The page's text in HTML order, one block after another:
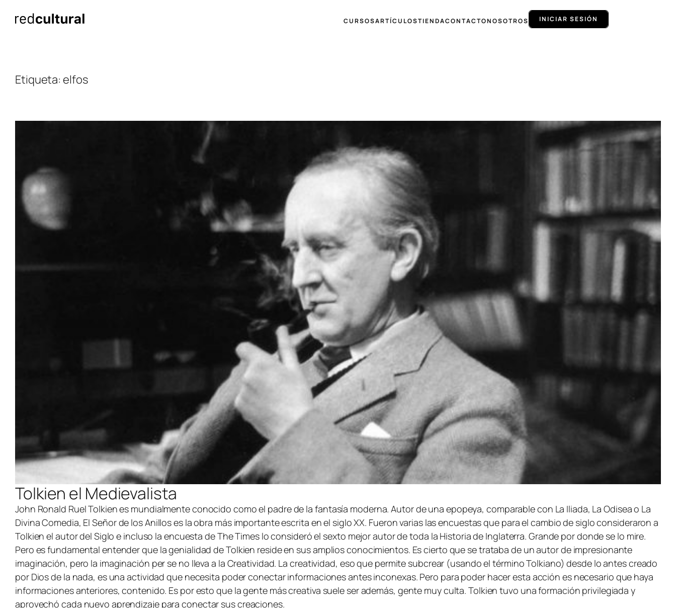
CURSOSARTÍCULOSTIENDACONTACTONOSOTROS INICIAR SESIÓN
Etiqueta: elfos
Tolkien el Medievalista
John Ronald Ruel Tolkien es mundialmente conocido como el padre de la fantasía moderna. Autor de una epopeya, comparable con La Iliada, La Odiseao La
Divina Comedia, El Señor de los Anilloses la obra más importante escrita en el siglo XX. Fueron varias las encuestas que para el cambio de siglo consideraron a
Tolkien el autor del Siglo e incluso la encuesta de The Times lo consideró el sexto mejor autor de toda la Historia de Inglaterra. Grande por donde se lo mire.
Pero es fundamental entender que la genialidad de Tolkien reside en sus amplios conocimientos. Es cierto que se trataba de un autor de impresionante
imaginación, pero la imaginación per se no lleva a la Creatividad. La creatividad, eso que permite subcrear (usando el término Tolkiano) desde lo antes creado
por Dios de la nada, es una actividad que necesita poder conectar informaciones antes inconexas. Pero para poder hacer esta acción es necesario que haya
informaciones anteriores, contenido. Es por esto que la gente más creativa suele ser además, gente muy culta. Tolkien tuvo una formación privilegiada y
aprovechó cada nuevo aprendizaje para conectar sus creaciones.